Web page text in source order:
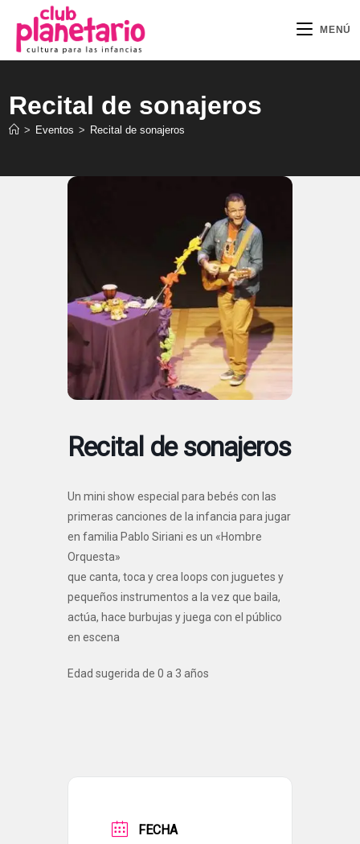
contenido
MENÚ
Recital de sonajeros
> Eventos > Recital de sonajeros
Recital de sonajeros
Un mini show especial para bebés con las
primeras canciones de la infancia para jugar
en familia Pablo Siriani es un «Hombre
Orquesta»
que canta, toca y crea loops con juguetes y
pequeños instrumentos a la vez que baila,
actúa, hace burbujas y juega con el público
en escena
Edad sugerida de 0 a 3 años
FECHA